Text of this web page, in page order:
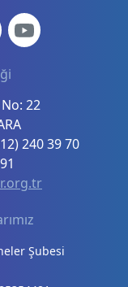
22
240 39 70
Şubesi